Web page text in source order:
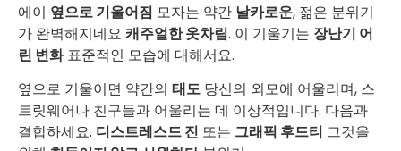
에이 옆으로 기울어짐 모자는 약간 날카로운, 젊은 분위기
가 완벽해지네요 캐주얼한 옷차림. 이 기울기는 장난기 어
린 변화표준적인 모습에 대해서요.
옆으로 기울이면 약간의 태도 당신의 외모에 어울리며, 스
트릿웨어나 친구들과 어울리는 데 이상적입니다. 다음과
결합하세요. 디스트레스드 진 또는 그래픽 후드티 그것을